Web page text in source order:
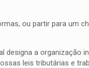
ou partir para um
designa a organização
leis tributárias e